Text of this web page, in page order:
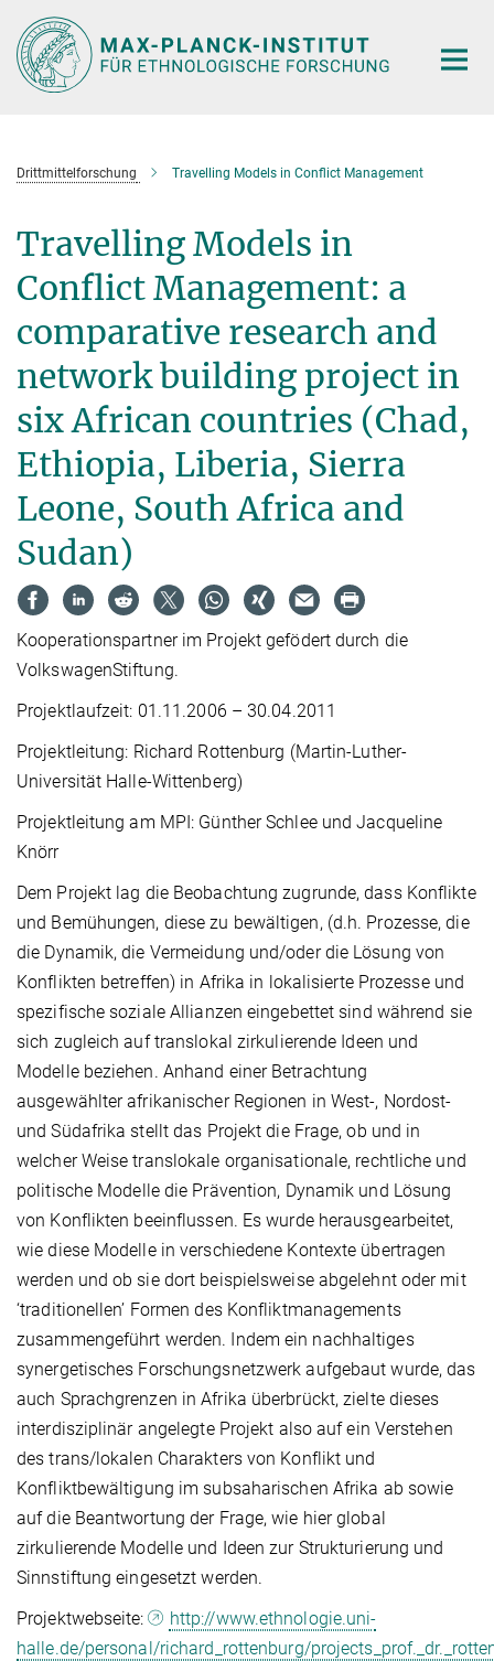
Hauptinhalt
Drittmittelforschung Travelling Models in Conflict Management
Travelling Models in
Conflict Management: a
comparative research and
network building project in
six African countries (Chad,
Ethiopia, Liberia, Sierra
Leone, South Africa and
Sudan)
Kooperationspartner im Projekt gefödert durch die
VolkswagenStiftung.
Projektlaufzeit: 01.11.2006 – 30.04.2011
Projektleitung: Richard Rottenburg (Martin-Luther-
Universität Halle-Wittenberg)
Projektleitung am MPI: Günther Schlee und Jacqueline
Knörr
Dem Projekt lag die Beobachtung zugrunde, dass Konflikte
und Bemühungen, diese zu bewältigen, (d.h. Prozesse, die
die Dynamik, die Vermeidung und/oder die Lösung von
Konflikten betreffen) in Afrika in lokalisierte Prozesse und
spezifische soziale Allianzen eingebettet sind während sie
sich zugleich auf translokal zirkulierende Ideen und
Modelle beziehen. Anhand einer Betrachtung
ausgewählter afrikanischer Regionen in West-, Nordost-
und Südafrika stellt das Projekt die Frage, ob und in
welcher Weise translokale organisationale, rechtliche und
politische Modelle die Prävention, Dynamik und Lösung
von Konflikten beeinflussen. Es wurde herausgearbeitet,
wie diese Modelle in verschiedene Kontexte übertragen
werden und ob sie dort beispielsweise abgelehnt oder mit
‘traditionellen’ Formen des Konfliktmanagements
zusammengeführt werden. Indem ein nachhaltiges
synergetisches Forschungsnetzwerk aufgebaut wurde, das
auch Sprachgrenzen in Afrika überbrückt, zielte dieses
interdisziplinär angelegte Projekt also auf ein Verstehen
des trans/lokalen Charakters von Konflikt und
Konfliktbewältigung im subsaharischen Afrika ab sowie
auf die Beantwortung der Frage, wie hier global
zirkulierende Modelle und Ideen zur Strukturierung und
Sinnstiftung eingesetzt werden.
Projektwebseite:
http://www.ethnologie.uni-
halle.de/personal/richard_rottenburg/